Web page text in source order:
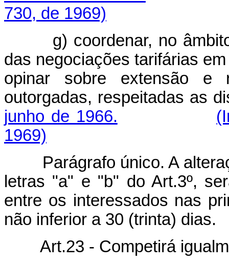
730, de 1969)
g) coordenar, no âmbito
das negociações tarifárias
opinar sobre extensão e
outorgadas, respeitadas as
junho de 1966.
1969)
Parágrafo único. A
letras "a" e "b" do Art.3º,
entre os interessados nas
não inferior a 30 (trinta) dias.
Art.23 - Competirá